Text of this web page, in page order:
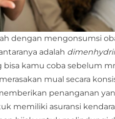
dengan mengonsumsi
adalah
kamu coba sebelum
mual secara
penanganan
memiliki asuransi